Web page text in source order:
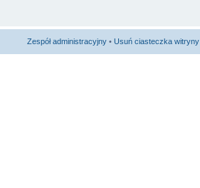
Zespół administracyjny • Usuń ciasteczka witryny